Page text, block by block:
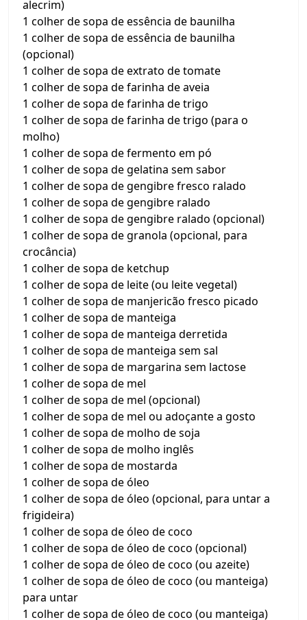
alecrim)
1 colher de sopa de essência de baunilha
1 colher de sopa de essência de baunilha
(opcional)
1 colher de sopa de extrato de tomate
1 colher de sopa de farinha de aveia
1 colher de sopa de farinha de trigo
1 colher de sopa de farinha de trigo (para o
molho)
1 colher de sopa de fermento em pó
1 colher de sopa de gelatina sem sabor
1 colher de sopa de gengibre fresco ralado
1 colher de sopa de gengibre ralado
1 colher de sopa de gengibre ralado (opcional)
1 colher de sopa de granola (opcional, para
crocância)
1 colher de sopa de ketchup
1 colher de sopa de leite (ou leite vegetal)
1 colher de sopa de manjericão fresco picado
1 colher de sopa de manteiga
1 colher de sopa de manteiga derretida
1 colher de sopa de manteiga sem sal
1 colher de sopa de margarina sem lactose
1 colher de sopa de mel
1 colher de sopa de mel (opcional)
1 colher de sopa de mel ou adoçante a gosto
1 colher de sopa de molho de soja
1 colher de sopa de molho inglês
1 colher de sopa de mostarda
1 colher de sopa de óleo
1 colher de sopa de óleo (opcional, para untar a
frigideira)
1 colher de sopa de óleo de coco
1 colher de sopa de óleo de coco (opcional)
1 colher de sopa de óleo de coco (ou azeite)
1 colher de sopa de óleo de coco (ou manteiga)
para untar
1 colher de sopa de óleo de coco (ou manteiga)